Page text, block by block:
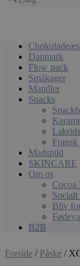
search
Danmark
Flow pack
Småkager
Mandler
Snacks
Lakrids
Madspild
SKINCARE
Om os
Cocoa
Socialt
Bliv
B2B
Forside / Påske /